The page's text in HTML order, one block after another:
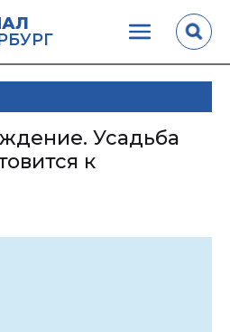
Усадьба
к